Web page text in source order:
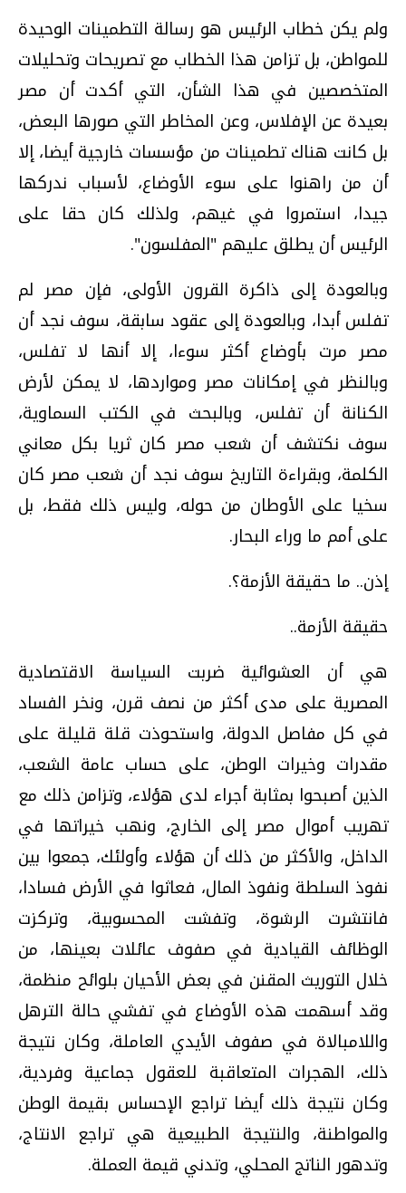
ولم يكن خطاب الرئيس هو رسالة التطمينات الوحيدة
للمواطن، بل تزامن هذا الخطاب مع تصريحات وتحليلات
المتخصصين في هذا الشأن، التي أكدت أن مصر
بعيدة عن الإفلاس، وعن المخاطر التي صورها البعض،
بل كانت هناك تطمينات من مؤسسات خارجية أيضا، إلا
أن من راهنوا على سوء الأوضاع، لأسباب ندركها
جيدا، استمروا في غيهم، ولذلك كان حقا على
الرئيس أن يطلق عليهم "المفلسون".
وبالعودة إلى ذاكرة القرون الأولى، فإن مصر لم
تفلس أبدا، وبالعودة إلى عقود سابقة، سوف نجد أن
مصر مرت بأوضاع أكثر سوءا، إلا أنها لا تفلس،
وبالنظر في إمكانات مصر ومواردها، لا يمكن لأرض
الكنانة أن تفلس، وبالبحث في الكتب السماوية،
سوف نكتشف أن شعب مصر كان ثريا بكل معاني
الكلمة، وبقراءة التاريخ سوف نجد أن شعب مصر كان
سخيا على الأوطان من حوله، وليس ذلك فقط، بل
على أمم ما وراء البحار.
إذن.. ما حقيقة الأزمة؟.
حقيقة الأزمة..
هي أن العشوائية ضربت السياسة الاقتصادية
المصرية على مدى أكثر من نصف قرن، ونخر الفساد
في كل مفاصل الدولة، واستحوذت قلة قليلة على
مقدرات وخيرات الوطن، على حساب عامة الشعب،
الذين أصبحوا بمثابة أجراء لدى هؤلاء، وتزامن ذلك مع
تهريب أموال مصر إلى الخارج، ونهب خيراتها في
الداخل، والأكثر من ذلك أن هؤلاء وأولئك، جمعوا بين
نفوذ السلطة ونفوذ المال، فعاثوا في الأرض فسادا،
فانتشرت الرشوة، وتفشت المحسوبية، وتركزت
الوظائف القيادية في صفوف عائلات بعينها، من
خلال التوريث المقنن في بعض الأحيان بلوائح منظمة،
وقد أسهمت هذه الأوضاع في تفشي حالة الترهل
واللامبالاة في صفوف الأيدي العاملة، وكان نتيجة
ذلك، الهجرات المتعاقبة للعقول جماعية وفردية،
وكان نتيجة ذلك أيضا تراجع الإحساس بقيمة الوطن
والمواطنة، والنتيجة الطبيعية هي تراجع الانتاج،
وتدهور الناتج المحلي، وتدني قيمة العملة.